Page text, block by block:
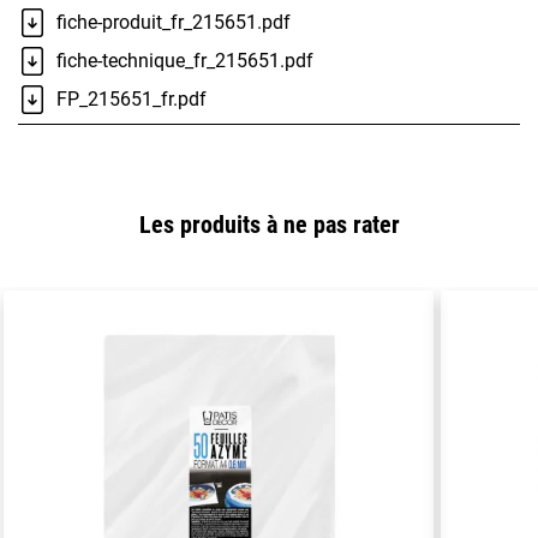
fiche-produit_fr_215651.pdf
fiche-technique_fr_215651.pdf
FP_215651_fr.pdf
Les produits à ne pas rater